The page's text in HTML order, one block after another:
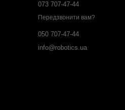
073 707-47-44
Передзвонити вам?
050 707-47-44
info@robotics.ua